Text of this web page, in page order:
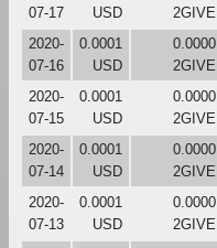
07-17
USD
2GIVE
2020-
07-16
0.0001
USD
0.0000
2GIVE
2020-
07-15
0.0001
USD
0.0000
2GIVE
2020-
07-14
0.0001
USD
0.0000
2GIVE
2020-
07-13
0.0001
USD
0.0000
2GIVE